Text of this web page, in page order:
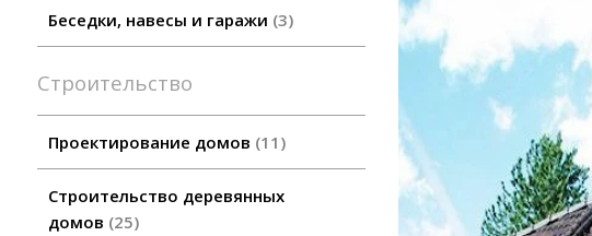
Беседки, навесы и гаражи 3
Строительство
Проектирование домов 11
Строительство деревянных
домов 25